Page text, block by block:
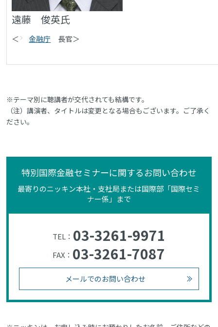
遠藤 俊英氏
＜ 金融庁 長官＞
※テーマ別に聴講者が交代されても結構です。
（注）講演者、タイトルは変更となる場合もございます。ご了承く
ださい。
特別国際金融セミナーに関するお問い合わせ
最寄りのニッキン本社・支社局または国際部「国際セミ
ナー係」まで
TEL： 03-3261-9971
FAX： 03-3261-7087
メールでのお問い合わせ